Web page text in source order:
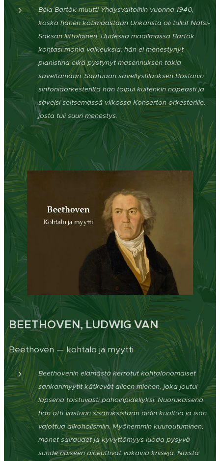
Béla Bartók muutti Yhdysvaltoihin vuonna 1940,
koska hänen kotimaastaan Unkarista oli tullut Natsi-
Saksan liittolainen. Uudessa maailmassa Bartók
kohtasi monia vaikeuksia: hän ei menestynyt
pianistina eikä pystynyt masennuksen takia
säveltämään. Saatuaan sävellystilauksen Bostonin
sinfoniaorkesterilta hän toipui kuitenkin nopeasti ja
sävelsi seitsemässä viikossa Konserton orkesterille,
josta tuli suuri menestys.
BEETHOVEN, LUDWIG VAN
Beethoven — kohtalo ja myytti
Beethovenin elämästä kerrotut kohtalonomaiset
sankarimyytit kätkevät alleen miehen, joka joutui
lapsena toistuvasti pahoinpidellyksi. Nuorukaisena
hän otti vastuun sisaruksistaan äidin kuoltua ja isän
vajottua alkoholismiin. Myöhemmin kuuroutuminen,
monet sairaudet ja kyvyttömyys luoda pysyvä
suhde naiseen aiheuttivat vakavia kriisejä. Näistä